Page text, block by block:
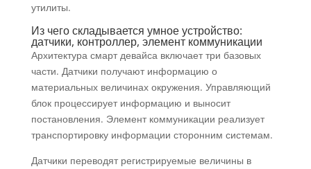
утилиты.
Из чего складывается умное устройство:
датчики, контроллер, элемент коммуникации
Архитектура смарт девайса включает три базовых
части. Датчики получают информацию о
материальных величинах окружения. Управляющий
блок процессирует информацию и выносит
постановления. Элемент коммуникации реализует
транспортировку информации сторонним системам.
Датчики переводят регистрируемые величины в